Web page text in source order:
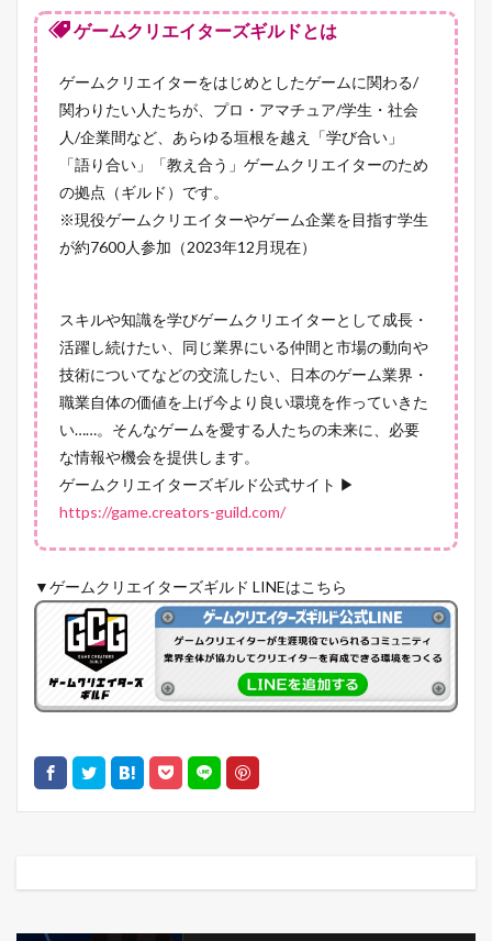
ゲームクリエイターズギルドとは
ゲームクリエイターをはじめとしたゲームに関わる/
関わりたい人たちが、プロ・アマチュア/学生・社会
人/企業間など、あらゆる垣根を越え「学び合い」
「語り合い」「教え合う」ゲームクリエイターのため
の拠点（ギルド）です。
※現役ゲームクリエイターやゲーム企業を目指す学生
が約7600人参加（2023年12月現在）
スキルや知識を学びゲームクリエイターとして成長・
活躍し続けたい、同じ業界にいる仲間と市場の動向や
技術についてなどの交流したい、日本のゲーム業界・
職業自体の価値を上げ今より良い環境を作っていきた
い……。そんなゲームを愛する人たちの未来に、必要
な情報や機会を提供します。
ゲームクリエイターズギルド公式サイト ▶
https://game.creators-guild.com/
▼ゲームクリエイターズギルド LINEはこちら